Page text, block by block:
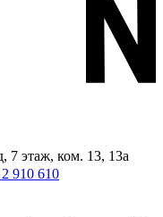
7 этаж, ком. 13, 13а
910 610